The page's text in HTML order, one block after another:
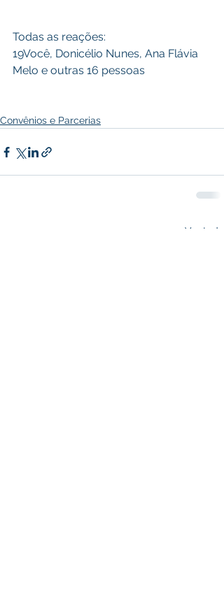
Todas as reações:
19Você, Donicélio Nunes, Ana Flávia
Melo e outras 16 pessoas
Convênios e Parcerias
Ver tudo